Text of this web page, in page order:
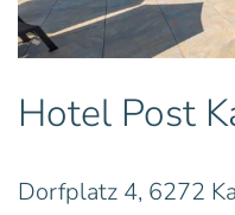
Hotel Post
Dorfplatz 4, 6272